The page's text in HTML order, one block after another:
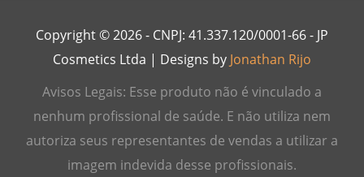
Copyright © 2026 - CNPJ: 41.337.120/0001-66 - JP
Cosmetics Ltda | Designs by Jonathan Rijo
Avisos Legais: Esse produto não é vinculado a
nenhum profissional de saúde. E não utiliza nem
autoriza seus representantes de vendas a utilizar a
imagem indevida desse profissionais.